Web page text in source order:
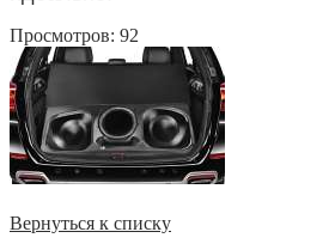
Просмотров: 92
Вернуться к списку